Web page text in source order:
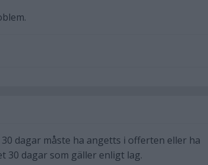
dagar måste ha angetts i offerten eller ha
30 dagar som gäller enligt lag.